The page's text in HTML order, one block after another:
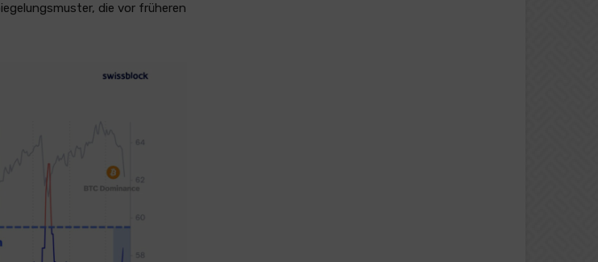
die vor früheren